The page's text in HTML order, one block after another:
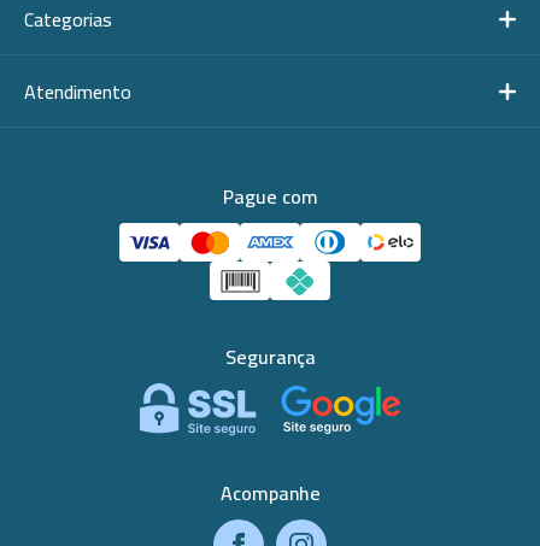
Categorias
Atendimento
Pague com
Segurança
Acompanhe